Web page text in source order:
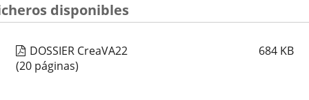
disponibles
DOSSIER CreaVA22 684 KB
(20 páginas)